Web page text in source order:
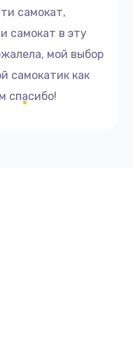
самокат,
самокат в эту
мой выбор
самокатик как
спасибо!